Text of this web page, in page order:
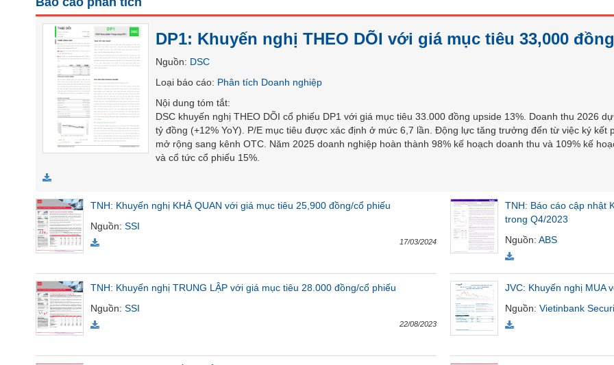
DP1: Khuyến nghị THEO DÕI với giá mục tiêu 33,000
Nguồn: DSC
Loại báo cáo: Phân tích Doanh nghiệp
Nội dung tóm tắt:
DSC khuyến nghị THEO DÕI cổ phiếu DP1 với giá mục tiêu 33.000 đồng upside 13%. Doanh thu 2026
tỷ đồng (+12% YoY). P/E mục tiêu được xác định ở mức 6,7 lần. Động lực tăng trưởng đến từ việc ký kết
mở rộng sang kênh OTC. Năm 2025 doanh nghiệp hoàn thành 98% kế hoạch doanh thu và 109% kế
và cổ tức cổ phiếu 15%.
TNH: Khuyến nghị KHẢ QUAN với giá mục tiêu 25,900 đồng/cổ phiếu
Nguồn:SSI
17/03/2024
TNH: Báo cáo cập nhật
trong Q4/2023
Nguồn: ABS
TNH: Khuyến nghị TRUNG LẬP với giá mục tiêu 28.000 đồng/cổ phiếu
Nguồn:SSI
22/08/2023
JVC: Khuyến nghị MUA
Nguồn: Vietinbank
CHĂM
CHÍNH
CÔNG
THÔNG
TIN
DỊCH